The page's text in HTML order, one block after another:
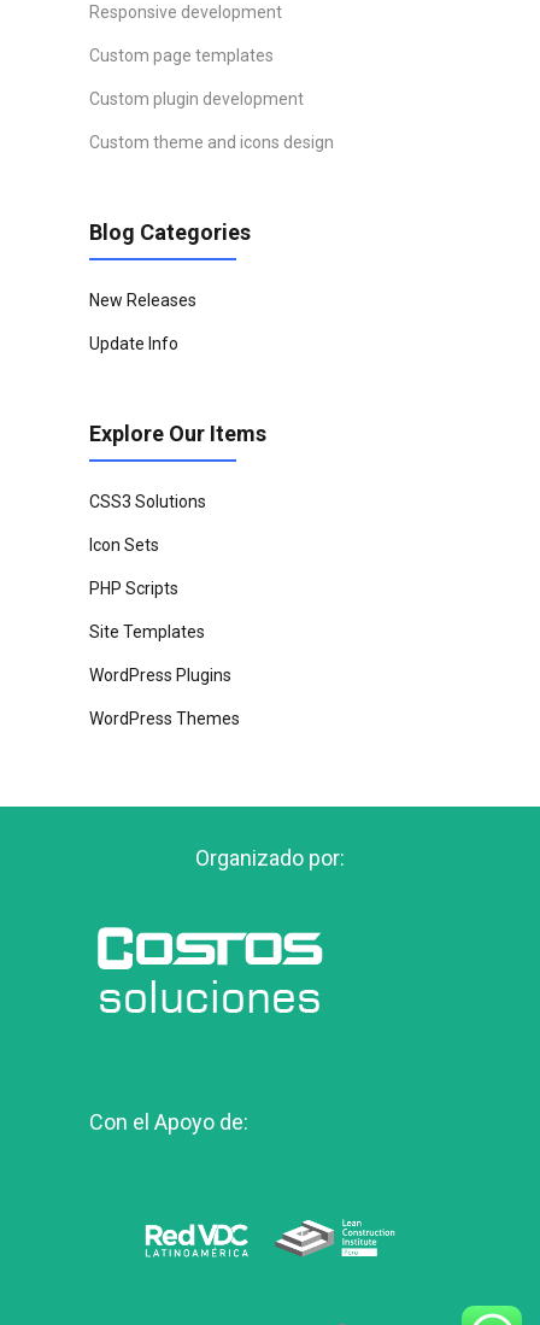
Responsive development
Custom page templates
Custom plugin development
Custom theme and icons design
Blog Categories
New Releases
Update Info
Explore Our Items
CSS3 Solutions
Icon Sets
PHP Scripts
Site Templates
WordPress Plugins
WordPress Themes
Organizado por:
Con el Apoyo de: